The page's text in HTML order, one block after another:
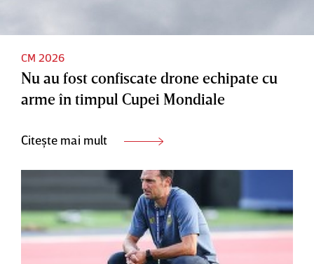
CM 2026
Nu au fost confiscate drone echipate cu
arme în timpul Cupei Mondiale
Citește mai mult